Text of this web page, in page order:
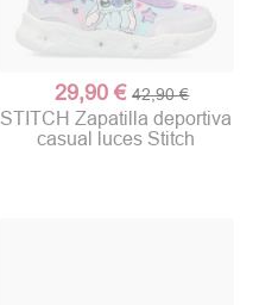
29,90 € 42,90 €
STITCH Zapatilla deportiva
casual luces Stitch